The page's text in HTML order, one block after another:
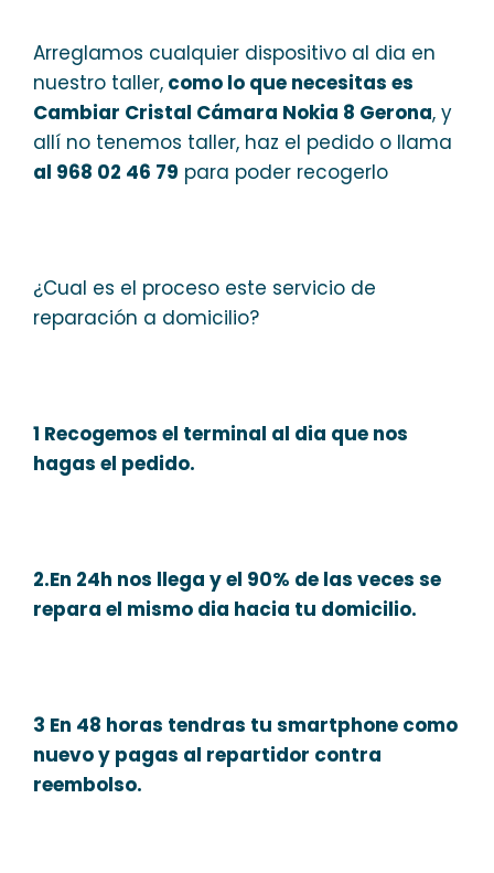
Arreglamos cualquier dispositivo al dia en
nuestro taller, como lo que necesitas es
Cambiar Cristal Cámara Nokia 8 Gerona, y
allí no tenemos taller, haz el pedido o llama
al 968 02 46 79 para poder recogerlo
¿Cual es el proceso este servicio de
reparación a domicilio?
1 Recogemos el terminal al dia que nos
hagas el pedido.
2.En 24h nos llega y el 90% de las veces se
repara el mismo dia hacia tu domicilio.
3 En 48 horas tendras tu smartphone como
nuevo y pagas al repartidor contra
reembolso.